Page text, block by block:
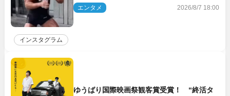
エンタメ 2026/8/7 18:00
インスタグラム
ゆうばり国際映画祭観客賞受賞！ “終活タ